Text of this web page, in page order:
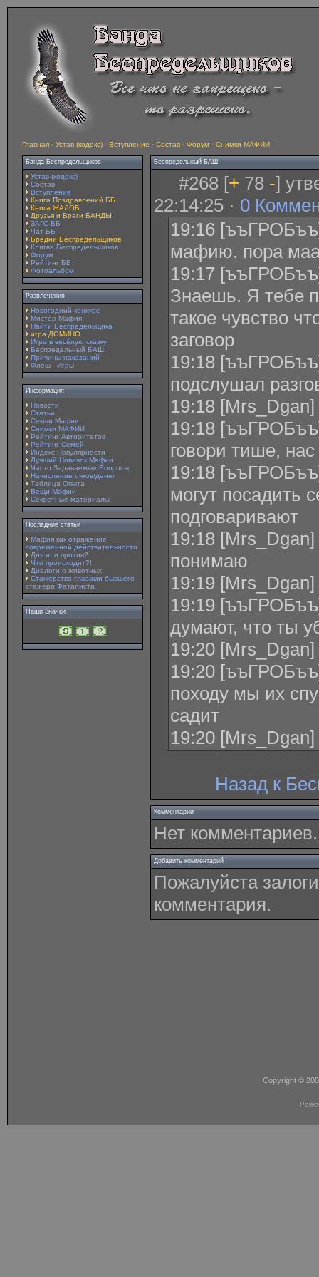
Главная · Устав (кодекс) · Вступление · Состав · Форум · Снимки МАФИИ
Банда Беспредельщиков
Устав (кодекс)
Состав
Вступление
Книга Поздравлений ББ
Книга ЖАЛОБ
Друзья и Враги БАНДЫ
ЗАГС ББ
Чат ББ
Бредни Беспредельщиков
Клятва Беспредельщиков
Форум
Рейтинг ББ
Фотоальбом
Развлечения
Новогодний конкурс
Мистер Мафия
Найти Беспредельщика
игра ДОМИНО
Игра в весёлую сказку
Беспредельный БАШ
Причины наказаний
Флеш - Игры
Информация
Новости
Статьи
Семьи Мафии
Снимки МАФИИ
Рейтинг Авторитетов
Рейтинг Семей
Индекс Популярности
Лучший Новичок Мафии
Часто Задаваемые Вопросы
Начисление очков/денег
Таблица Опыта
Вещи Мафии
Секретные материалы
Последние статьи
Мафия как отражение
современной действительности
Для или против?
Что происходит?!
Диалоги о животных.
Стажерство глазами бывшего
стажера Фаталиста
Наши Значки
Беспредельный БАШ
#268 [+ 78 -]
22:14:25 · 0
19:16
мафию. пора
19:17
Знаешь. Я тебе
такое чувство
заговор
19:18
подслушал
19:18
19:18
говори тише,
19:18
могут посадить
подговаривают
19:18
понимаю
19:19
19:19
думают, что ты
19:20
19:20
походу мы их
садит
19:20
Назад к
Комментарии
Нет комментариев.
Добавить комментарий
Пожалуйста
комментария.
Copyright ©